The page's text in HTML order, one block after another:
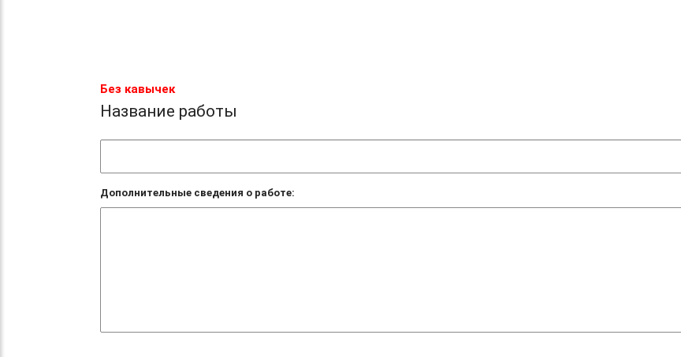
Без кавычек
Название работы
Дополнительные сведения о работе: